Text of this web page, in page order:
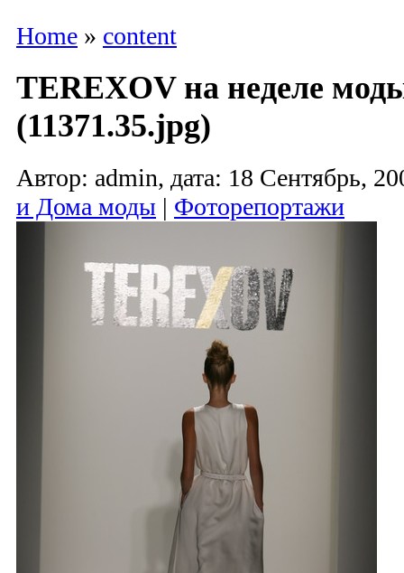
Home » content
TEREXOV на неделе
(11371.35.jpg)
Автор: admin, дата: 18 Сентябрь,
и Дома моды | Фоторепортажи